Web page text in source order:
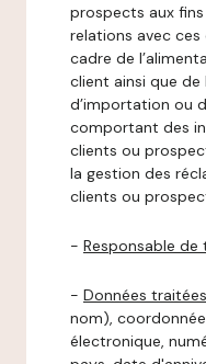
prospects aux
relations avec ces
cadre de
client ainsi que de
d’importation ou
comportant des
clients ou
la gestion des
clients ou
- Responsable
- Données
nom),
électronique,